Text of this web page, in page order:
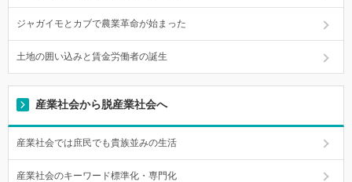
ジャガイモとカブで農業革命が始まった
土地の囲い込みと賃金労働者の誕生
産業社会から脱産業社会へ
産業社会では庶民でも貴族並みの生活
産業社会のキーワード標準化・専門化